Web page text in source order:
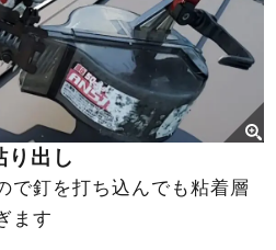
り出し
で釘を打ち込んでも粘着層
ます